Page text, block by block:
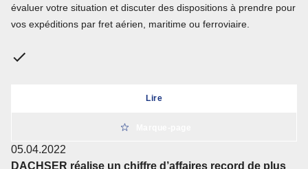
évaluer votre situation et discuter des dispositions à prendre pour
vos expéditions par fret aérien, maritime ou ferroviaire.
Lire
05.04.2022
DACHSER réalise un chiffre d’affaires record de plus